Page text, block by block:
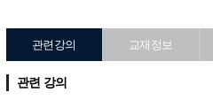
관련강의 교재정보
관련 강의